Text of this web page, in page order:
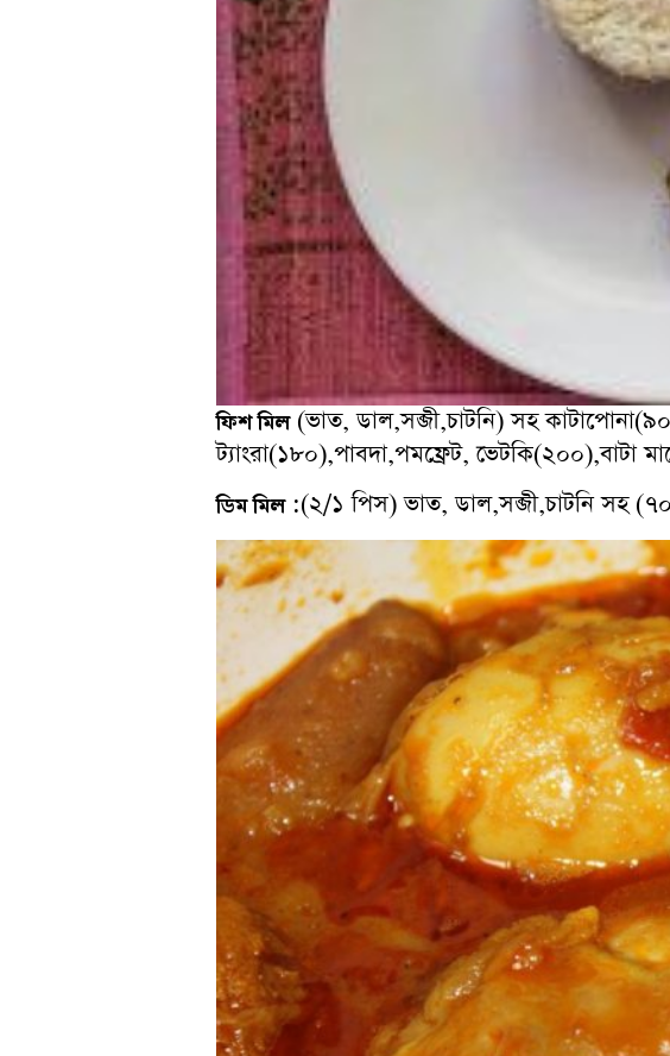
ফিশ মিল(ভাত, ডাল,সব্জী,চাটনি) সহ
ট্যাংরা(১৮০),পাবদা,পমফ্রেট, ভেটকি(২০০),বাটা
ডিম মিল:(২/১ পিস) ভাত, ডাল,সব্জী,চাটনি সহ